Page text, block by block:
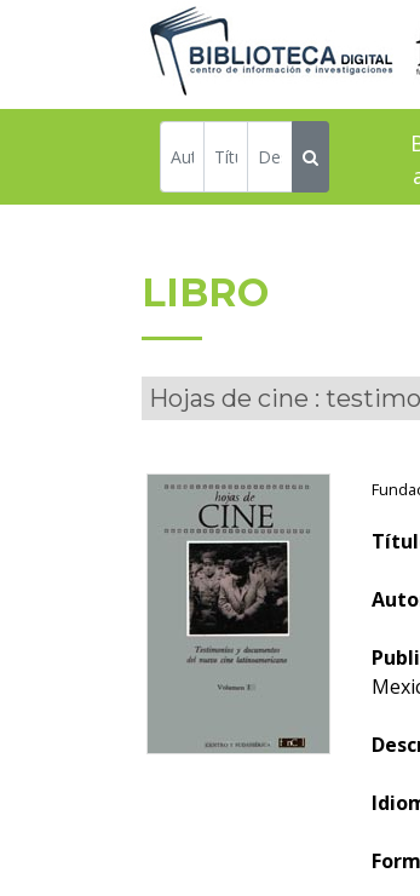
LIBRO
Hojas de cine :